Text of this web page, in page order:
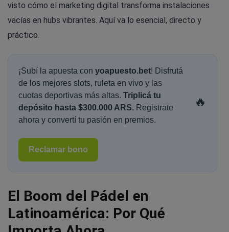
visto cómo el marketing digital transforma instalaciones
vacías en hubs vibrantes. Aquí va lo esencial, directo y
práctico.
¡Subí la apuesta con yoapuesto.bet! Disfrutá
de los mejores slots, ruleta en vivo y las
cuotas deportivas más altas. Triplicá tu
depósito hasta $300.000 ARS. Registrate
ahora y convertí tu pasión en premios.
🔥
Reclamar bono
El Boom del Pádel en
Latinoamérica: Por Qué